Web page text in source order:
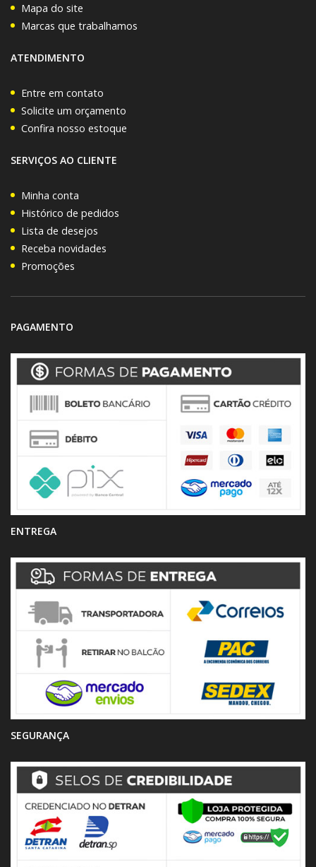
Mapa do site
Marcas que trabalhamos
ATENDIMENTO
Entre em contato
Solicite um orçamento
Confira nosso estoque
SERVIÇOS AO CLIENTE
Minha conta
Histórico de pedidos
Lista de desejos
Receba novidades
Promoções
PAGAMENTO
ENTREGA
SEGURANÇA